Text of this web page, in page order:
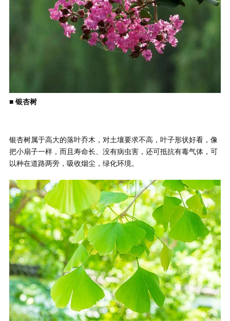
■ 银杏树
银杏树属于高大的落叶乔木，对土壤要求不高，叶子形状好看，像
把小扇子一样，而且寿命长、没有病虫害，还可抵抗有毒气体，可
以种在道路两旁，吸收烟尘，绿化环境。